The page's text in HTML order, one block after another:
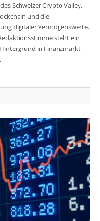
Schweizer Crypto Valley,
und die
digitaler Vermögenswerte.
steht ein
in Finanzmarkt,